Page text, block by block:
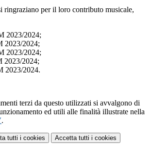
ringraziano per il loro contributo musicale,
2023/2024;
2023/2024;
2023/2024;
2023/2024;
2023/2024.
terzi da questo utilizzati si avvalgono di
ed utili alle finalità illustrate nella
.
tutti i cookies Accetta tutti i cookies